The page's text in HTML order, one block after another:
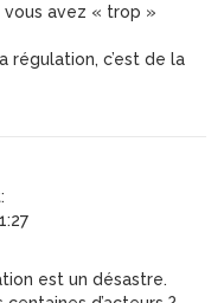
avez « trop »
régulation, c’est de la
est un désastre.